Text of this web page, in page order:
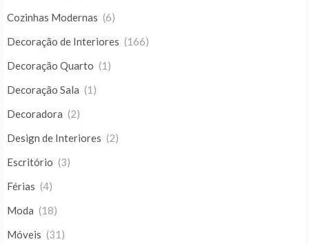
Cozinhas Modernas (6)
Decoração de Interiores (166)
Decoração Quarto (1)
Decoração Sala (1)
Decoradora (2)
Design de Interiores (2)
Escritório (3)
Férias (4)
Moda (18)
Móveis (31)